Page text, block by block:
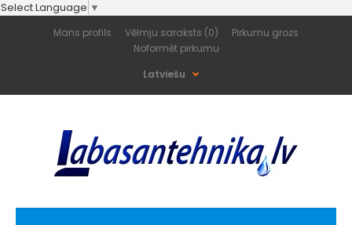
Select Language ▼
Mans profils Vēlmju saraksts (0)
Pirkumu grozs
Noformēt pirkumu
Latviešu